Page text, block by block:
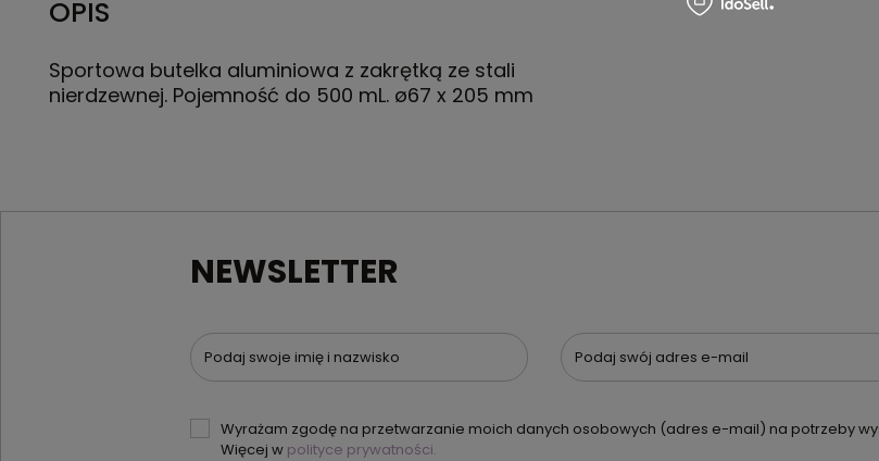
OPIS
Sportowa butelka aluminiowa z zakrętką ze stali
nierdzewnej. Pojemność do 500 mL. ø67 x 205 mm
NEWSLETTER
Podaj swoje imię i nazwisko Podaj swój adres e-mail
Wyrażam zgodę na przetwarzanie moich danych osobowych (adres e-mail) na potrzeby
Więcej w polityce prywatności.